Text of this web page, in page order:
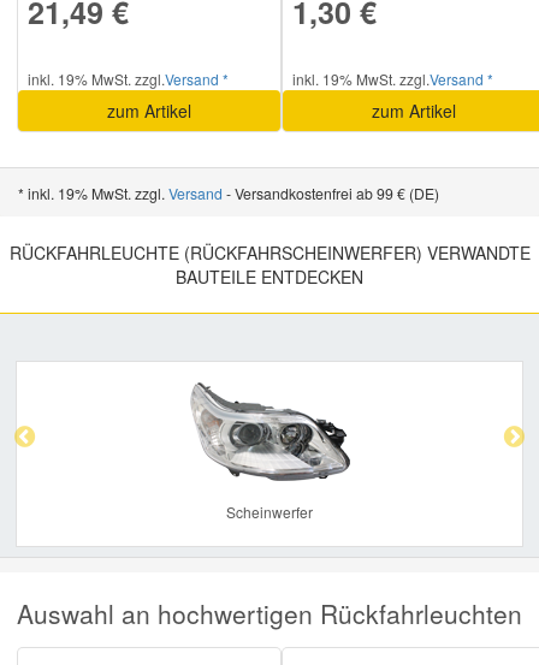
21,49 €
inkl. 19% MwSt. zzgl.Versand *
zum Artikel
1,30 €
inkl. 19% MwSt. zzgl.Versand *
zum Artikel
* inkl. 19% MwSt. zzgl. Versand - Versandkostenfrei ab 99 € (DE)
RÜCKFAHRLEUCHTE (RÜCKFAHRSCHEINWERFER) VERWANDTE
BAUTEILE ENTDECKEN
Scheinwerfer
Auswahl an hochwertigen Rückfahrleuchten